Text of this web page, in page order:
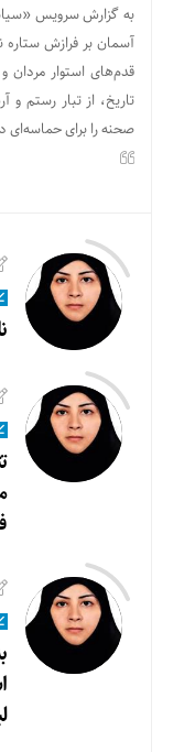
به گزارش سرویس
آسمان بر فرازش
قدم‌های استوار
تاریخ، از تبار رستم
صحنه را برای حماسه‌ای